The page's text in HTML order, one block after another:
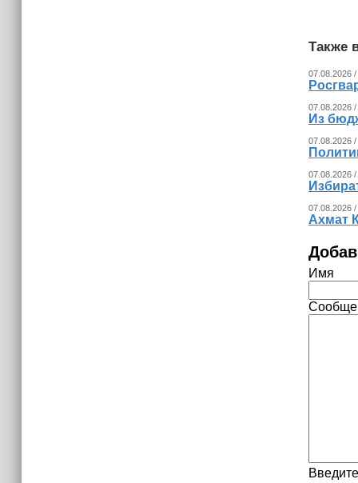
Также
07.08.2026
07.08.2026
Из
07.08.2026
07.08.2026
07.08.2026
Ахмат
Имя